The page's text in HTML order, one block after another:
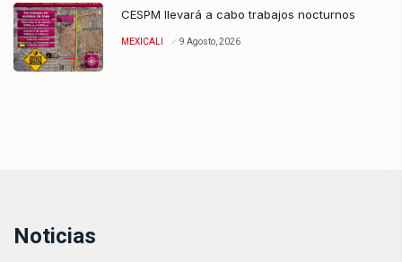
CESPM llevará a cabo trabajos nocturnos
MEXICALI 9 Agosto, 2026
Noticias